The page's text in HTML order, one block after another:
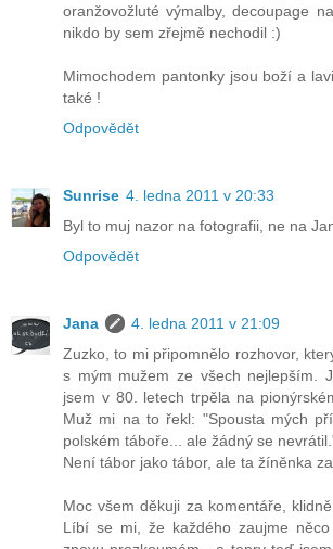
oranžovožluté výmalby, decoupage
nikdo by sem zřejmě nechodil :)
Mimochodem pantonky jsou boží a
také !
Odpovědět
Sunrise 4. ledna 2011 v 20:33
Byl to muj nazor na fotografii, ne na
Odpovědět
Jana
4. ledna 2011 v 21:09
Zuzko, to mi připomnělo rozhovor,
s mým mužem ze všech nejlepším.
jsem v 80. letech trpěla na
Muž mi na to řekl: "Spousta mých
polském táboře... ale žádný se
Není tábor jako tábor, ale ta žíněnka za
Moc všem děkuji za komentáře,
Líbí se mi, že každého zaujme